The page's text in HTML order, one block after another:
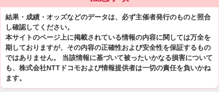
結果・成績・オッズなどのデータは、必ず主催者発行のものと照合
し確認してください。
本サイトのページ上に掲載されている情報の内容に関しては万全を
期しておりますが、その内容の正確性および安全性を保証するもの
ではありません。 当該情報に基づいて被ったいかなる損害について
も、株式会社NTTドコモおよび情報提供者は一切の責任を負いかね
ます。